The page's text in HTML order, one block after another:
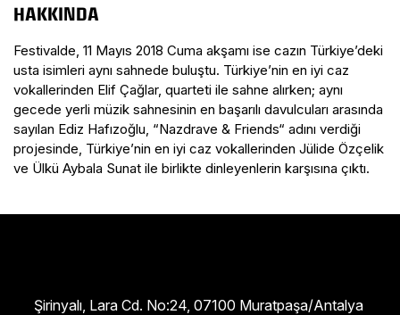
HAKKINDA
Festivalde, 11 Mayıs 2018 Cuma akşamı ise cazın Türkiye’deki
usta isimleri aynı sahnede buluştu. Türkiye’nin en iyi caz
vokallerinden Elif Çağlar, quarteti ile sahne alırken; aynı
gecede yerli müzik sahnesinin en başarılı davulcuları arasında
sayılan Ediz Hafızoğlu, “Nazdrave & Friends“ adını verdiği
projesinde, Türkiye’nin en iyi caz vokallerinden Jülide Özçelik
ve Ülkü Aybala Sunat ile birlikte dinleyenlerin karşısına çıktı.
Şirinyalı, Lara Cd. No:24, 07100 Muratpaşa/Antalya